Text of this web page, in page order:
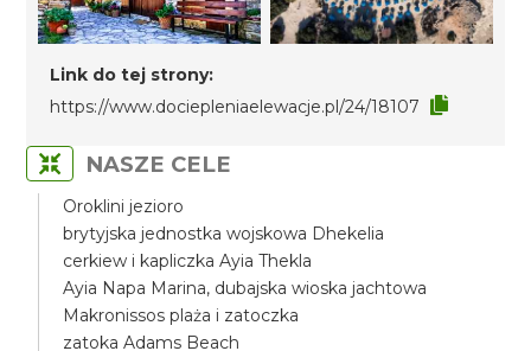
Link do tej strony:
https://www.dociepleniaelewacje.pl/24/18107
NASZE CELE
Oroklini jezioro
brytyjska jednostka wojskowa Dhekelia
cerkiew i kapliczka Ayia Thekla
Ayia Napa Marina, dubajska wioska jachtowa
Makronissos plaża i zatoczka
zatoka Adams Beach